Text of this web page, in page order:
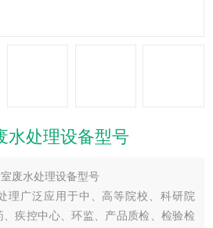
水处理设备型号
废水处理设备型号
理广泛应用于中、高等院校、科研院
疾控中心、环监、产品质检、检验检